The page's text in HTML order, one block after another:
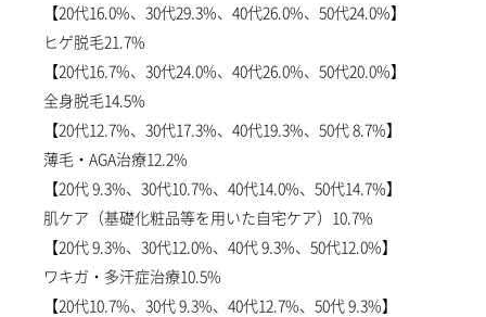
【20代16.0%、30代29.3%、40代26.0%、50代24.0%】
ヒゲ脱毛21.7%
【20代16.7%、30代24.0%、40代26.0%、50代20.0%】
全身脱毛14.5%
【20代12.7%、30代17.3%、40代19.3%、50代 8.7%】
薄毛・AGA治療12.2%
【20代 9.3%、30代10.7%、40代14.0%、50代14.7%】
肌ケア（基礎化粧品等を用いた自宅ケア）10.7%
【20代 9.3%、30代12.0%、40代 9.3%、50代12.0%】
ワキガ・多汗症治療10.5%
【20代10.7%、30代 9.3%、40代12.7%、50代 9.3%】